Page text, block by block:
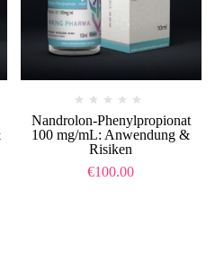
Nandrolon-Phenylpropionat
100 mg/mL: Anwendung &
Risiken
€100.00